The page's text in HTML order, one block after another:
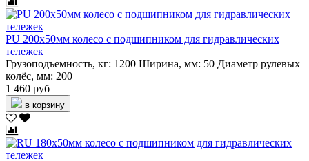
PU 200х50мм колесо с подшипником для гидравлических
тележек
Грузоподъемность, кг: 1200 Ширина, мм: 50 Диаметр рулевых
колёс, мм: 200
1 460 руб
в корзину